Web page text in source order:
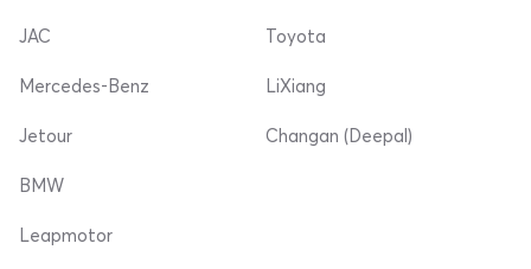
JAC
Mercedes-Benz
Jetour
Toyota
LiXiang
Changan (Deepal)
BMW
Leapmotor